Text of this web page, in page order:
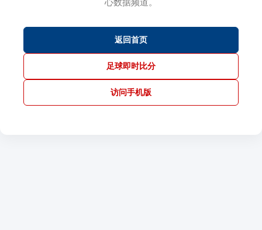
返回首页
足球即时比分
访问手机版